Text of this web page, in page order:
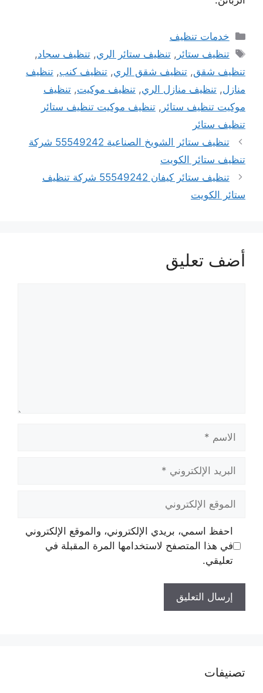
التصنيفات
خدمات تنظيف
الوسوم
تنظيف ستائر ,تنظيف ستائر الري,تنظيف سجاد,
تنظيف شقق, تنظيف شقق الري, تنظيف كنب, تنظيف
منازل, تنظيف منازل الري, تنظيف موكيت, تنظيف
موكيت تنظيف ستائر , تنظيف موكيت تنظيف ستائر
تنظيف ستائر
تنظيف ستائر الشويخ الصناعية 55549242 شركة
تنظيف ستائر الكويت
تنظيف ستائر كيفان 55549242 شركة تنظيف
ستائر الكويت
أضف تعليق
الاسم
البريد
الإلكتروني
الموقع
الإلكتروني
احفظ اسمي، بريدي الإلكتروني، والموقع الإلكتروني
في هذا المتصفح لاستخدامها المرة المقبلة في
تعليقي.
تصنيفات